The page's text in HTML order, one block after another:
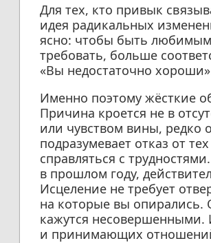
Для тех, кто привык
идея радикальных
ясно: чтобы быть
требовать, больше
«Вы недостаточно
Именно поэтому жёсткие
Причина кроется не в
или чувством вины, редко
подразумевает отказ от
справляться с
в прошлом году,
Исцеление не требует
на которые вы опирались.
кажутся несовершенными.
и принимающих